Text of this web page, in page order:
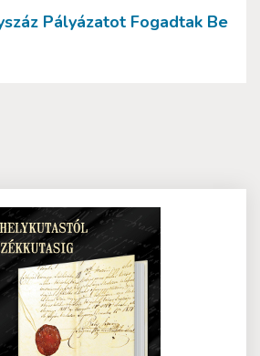
Pályázatot Fogadtak Be